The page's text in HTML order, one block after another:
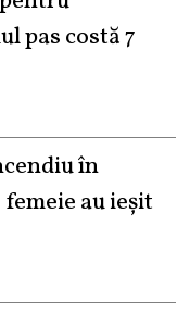
pas costă 7
în
au ieșit